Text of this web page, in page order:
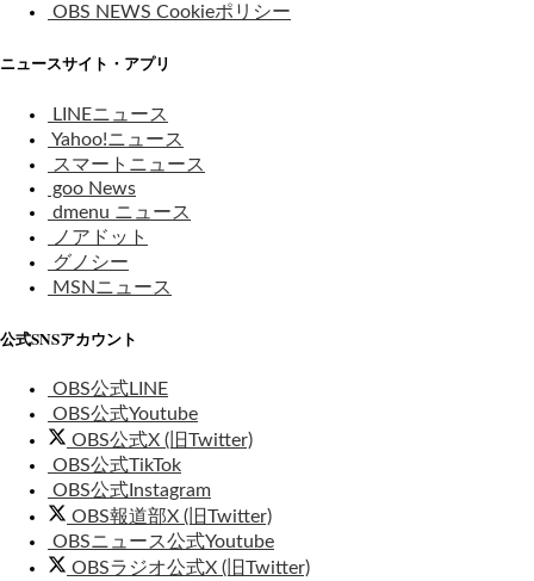
OBS NEWS Cookieポリシー
ニュースサイト・アプリ
LINEニュース
Yahoo!ニュース
スマートニュース
goo News
dmenu ニュース
ノアドット
グノシー
MSNニュース
公式SNSアカウント
OBS公式LINE
OBS公式Youtube
OBS公式X (旧Twitter)
OBS公式TikTok
OBS公式Instagram
OBS報道部X (旧Twitter)
OBSニュース公式Youtube
OBSラジオ公式X (旧Twitter)